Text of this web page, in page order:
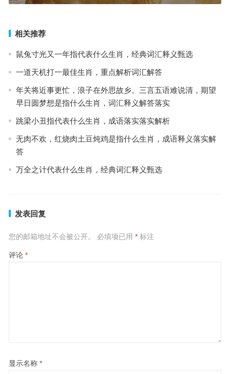
相关推荐
鼠兔寸光又一年指代表什么生肖，经典词汇释义甄选
一道天机打一最佳生肖，重点解析词汇解答
年关将近事更忙，浪子在外思故乡。三言五语难说清，期望
早日圆梦想是指什么生肖，词汇释义解答落实
跳梁小丑指代表什么生肖，成语落实落实解析
无肉不欢，红烧肉土豆炖鸡是指什么生肖，成语释义落实解
答
万全之计代表什么生肖，经典词汇释义甄选
发表回复
您的邮箱地址不会被公开。 必填项已用 *标注
评论 *
显示名称 *